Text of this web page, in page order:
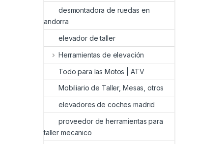
desmontadora de ruedas en
andorra
elevador de taller
Herramientas de elevación
Todo para las Motos | ATV
Mobiliario de Taller, Mesas, otros
elevadores de coches madrid
proveedor de herramientas para
taller mecanico